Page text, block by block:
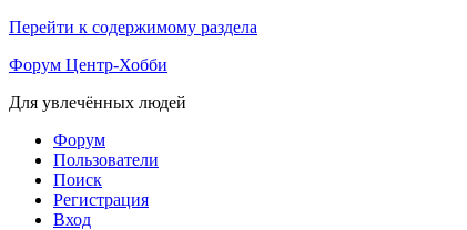
Перейти к содержимому раздела
Форум Центр-Хобби
Для увлечённых людей
Форум
Пользователи
Поиск
Регистрация
Вход